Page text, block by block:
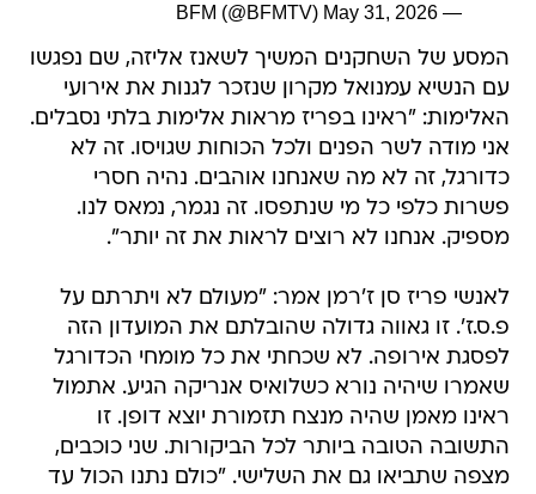
— BFM (@BFMTV)
May 31, 2026
המסע של השחקנים המשיך לשאנז אליזה, שם נפגשו
עם הנשיא עמנואל מקרון שנזכר לגנות את אירועי
האלימות: "ראינו בפריז מראות אלימות בלתי נסבלים.
אני מודה לשר הפנים ולכל הכוחות שגויסו. זה לא
כדורגל, זה לא מה שאנחנו אוהבים. נהיה חסרי
פשרות כלפי כל מי שנתפסו. זה נגמר, נמאס לנו.
מספיק. אנחנו לא רוצים לראות את זה יותר".
לאנשי פריז סן ז'רמן אמר: "מעולם לא ויתרתם על
פ.ס.ז'. זו גאווה גדולה שהובלתם את המועדון הזה
לפסגת אירופה. לא שכחתי את כל מומחי הכדורגל
שאמרו שיהיה נורא כשלואיס אנריקה הגיע. אתמול
ראינו מאמן שהיה מנצח תזמורת יוצא דופן. זו
התשובה הטובה ביותר לכל הביקורות. שני כוכבים,
מצפה שתביאו גם את השלישי. "כולם נתנו הכול עד